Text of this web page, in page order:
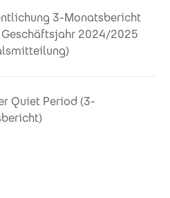
3-Monatsbericht
2024/2025
Quiet Period (3-